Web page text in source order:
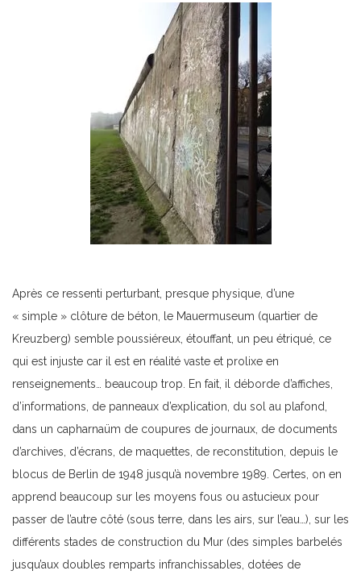
Après ce ressenti perturbant, presque physique, d’une
« simple » clôture de béton, le Mauermuseum (quartier de
Kreuzberg) semble poussiéreux, étouffant, un peu étriqué, ce
qui est injuste car il est en réalité vaste et prolixe en
renseignements… beaucoup trop. En fait, il déborde d’affiches,
d’informations, de panneaux d’explication, du sol au plafond,
dans un capharnaüm de coupures de journaux, de documents
d’archives, d’écrans, de maquettes, de reconstitution, depuis le
blocus de Berlin de 1948 jusqu’à novembre 1989. Certes, on en
apprend beaucoup sur les moyens fous ou astucieux pour
passer de l’autre côté (sous terre, dans les airs, sur l’eau…), sur les
différents stades de construction du Mur (des simples barbelés
jusqu’aux doubles remparts infranchissables, dotées de